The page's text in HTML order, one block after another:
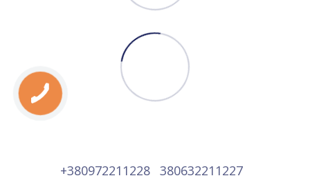
+380972211228 380632211227